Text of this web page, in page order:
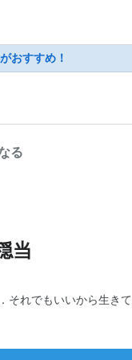
おすすめ！
る
当
それでもいいから生き